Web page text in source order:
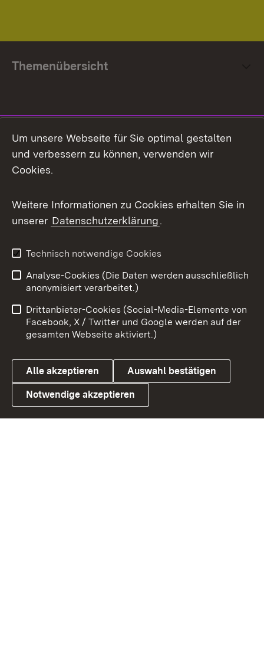
Themenübersicht
Facebook
X / Twitter
Youtube
Link zum Landesportal
Impressum
Kontakt
Barrierefreiheit
Datenschutz
Cookies
Um unsere Webseite für Sie optimal gestalten
und verbessern zu können, verwenden wir
Cookies.
Weitere Informationen zu Cookies erhalten Sie in
unserer Datenschutzerklärung.
Technisch notwendige Cookies
Analyse-Cookies (Die Daten werden ausschließlich
anonymisiert verarbeitet.)
Drittanbieter-Cookies (Social-Media-Elemente von
Facebook, X / Twitter und Google werden auf der
gesamten Webseite aktiviert.)
Alle akzeptieren Auswahl bestätigen
Notwendige akzeptieren